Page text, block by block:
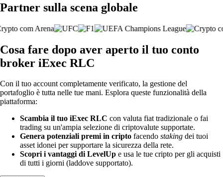
Partner sulla scena globale
Cosa fare dopo aver aperto il tuo conto
broker iExec RLC
Con il tuo account completamente verificato, la gestione del
portafoglio è tutta nelle tue mani. Esplora queste funzionalità della
piattaforma:
Scambia il tuo iExec RLC con valuta fiat tradizionale o fai
trading su un'ampia selezione di criptovalute supportate.
Genera potenziali premi in cripto facendo staking dei tuoi
asset idonei per supportare la sicurezza della rete.
Scopri i vantaggi di LevelUp e usa le tue cripto per gli acquisti
di tutti i giorni (laddove supportato).